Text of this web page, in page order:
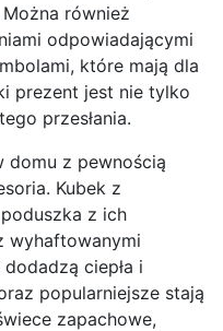
również
odpowiadającymi
które mają dla
prezent jest nie tylko
przesłania.
domu z pewnością
Kubek z
z ich
wyhaftowanymi
ciepła i
popularniejsze stają
zapachowe,